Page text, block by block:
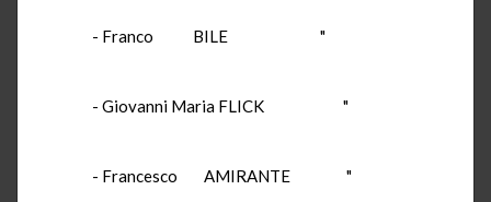
- Franco BILE "
- Giovanni Maria FLICK "
- Francesco AMIRANTE "